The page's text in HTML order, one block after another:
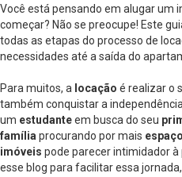
Você está pensando em alugar um
começar? Não se preocupe! Este
todas as etapas do processo de
necessidades até a saída do
Para muitos, a locação é realizar o
também conquistar a
um estudanteem busca do seu
família procurando por mais espaço
imóveis pode parecer intimidador
esse blog para facilitar essa